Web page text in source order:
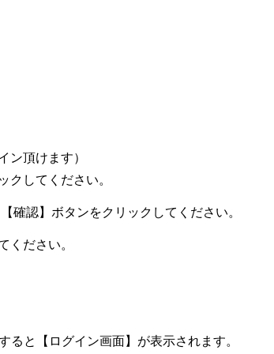
ン頂けます）
クしてください。
確認】ボタンをクリックしてください。
ください。
ると【ログイン画面】が表示されます。